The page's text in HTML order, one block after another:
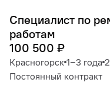
Специалист по
работам
100 500 ₽
Красногорск 1‒3 года
Постоянный контракт